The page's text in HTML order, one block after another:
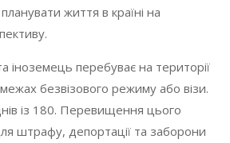
життя в країні на
іноземець перебуває на території
безвізового режиму або візи.
із 180. Перевищення цього
штрафу, депортації та заборони